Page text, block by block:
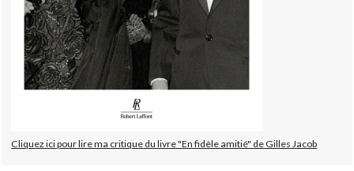
Cliquez ici pour lire ma critique du livre "En fidèle amitié" de Gilles Jacob